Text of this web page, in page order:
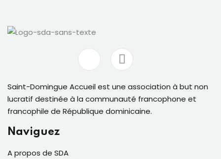
Saint-Domingue Accueil est une association à but non
lucratif destinée à la communauté francophone et
francophile de République dominicaine.
Naviguez
A propos de SDA